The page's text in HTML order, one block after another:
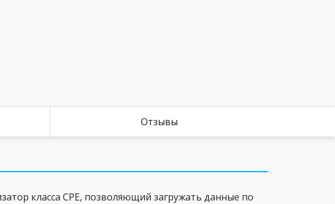
Отзывы
класса CPE, позволяющий загружать данные по